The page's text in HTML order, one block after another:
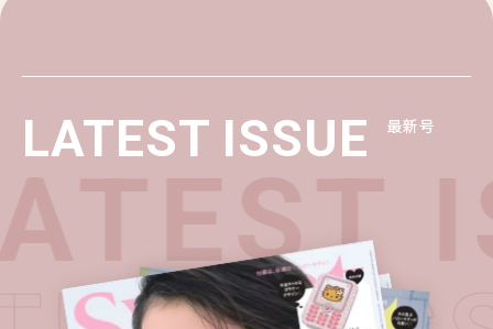
LATEST ISSUE 最新号